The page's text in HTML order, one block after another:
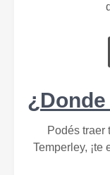
Podés traer
Temperley, ¡te